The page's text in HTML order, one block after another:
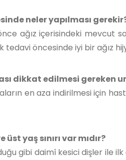
neler yapılması
ağız içerisindeki mevcut
tedavi öncesinde iyi bir ağız
dikkat edilmesi gereken
en aza indirilmesi için
yaş sınırı var mıdır?
gibi daimî kesici dişler ile ilk